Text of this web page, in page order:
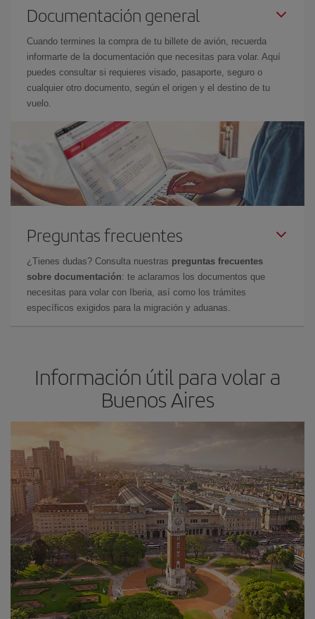
Documentación general
Cuando termines la compra de tu billete de avión, recuerda
informarte de la documentación que necesitas para volar. Aquí
puedes consultar si requieres visado, pasaporte, seguro o
cualquier otro documento, según el origen y el destino de tu
vuelo.
Preguntas frecuentes
¿Tienes dudas? Consulta nuestras preguntas frecuentes
sobre documentación: te aclaramos los documentos que
necesitas para volar con Iberia, así como los trámites
específicos exigidos para la migración y aduanas.
Información útil para volar a
Buenos Aires